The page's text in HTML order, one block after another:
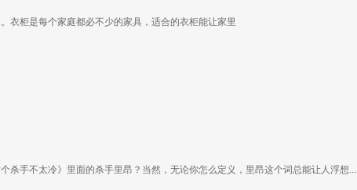
衣柜是每个家庭都必不少的家具，适合的衣柜能让家里
杀手不太冷》里面的杀手里昂？当然，无论你怎么定义，里昂这个词总能让人浮想...